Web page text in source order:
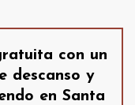
con un
descanso y
en Santa